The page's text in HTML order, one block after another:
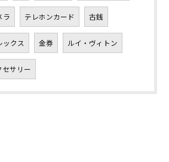
ラ テレホンカード 古銭
ックス 金券 ルイ・ヴィトン
セサリー